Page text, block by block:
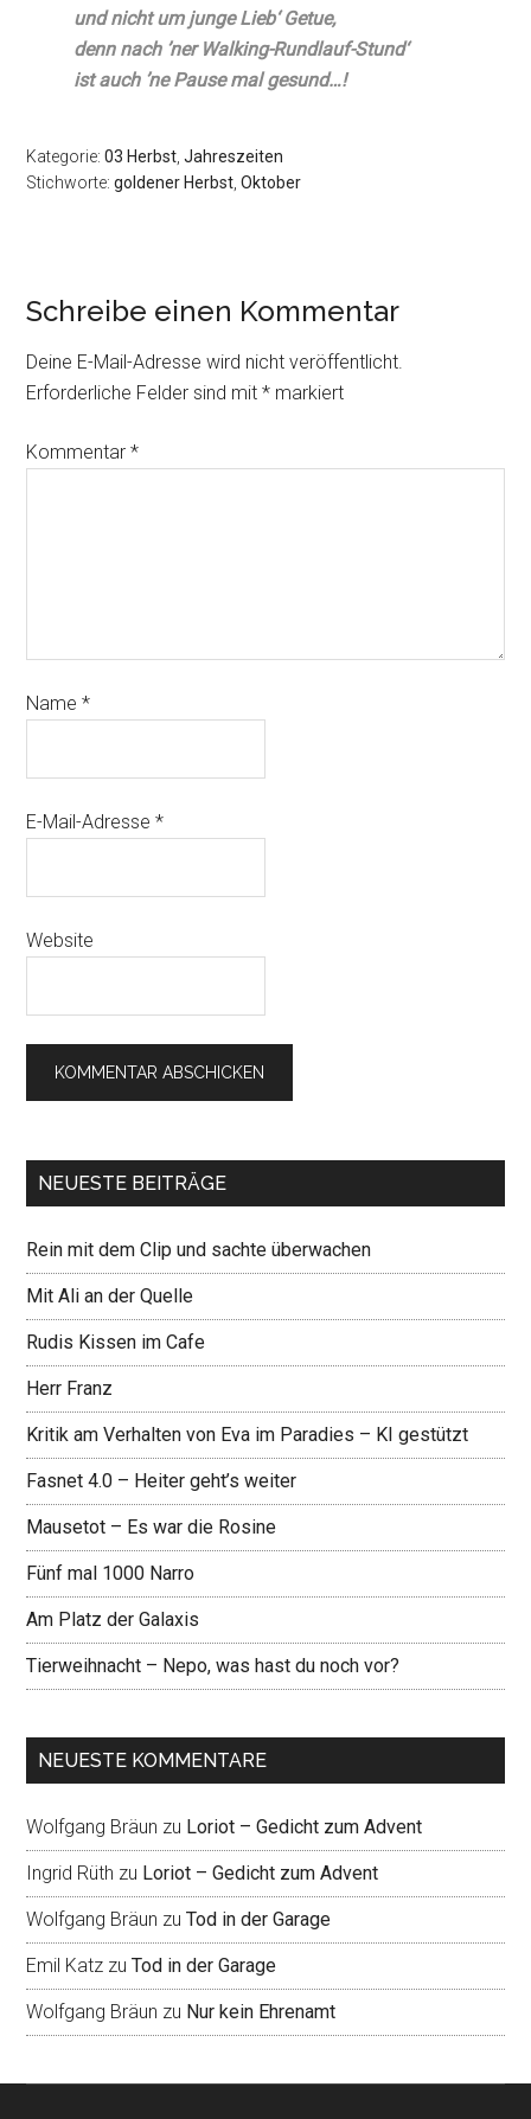
und nicht um junge Lieb‘ Getue,
denn nach ’ner Walking-Rundlauf-Stund‘
ist auch ’ne Pause mal gesund…!
Kategorie:03 Herbst ,Jahreszeiten
Stichworte:goldener Herbst ,Oktober
Schreibe einen Kommentar
Deine E-Mail-Adresse wird nicht veröffentlicht.
Erforderliche Felder sind mit* markiert
Kommentar*
Name*
E-Mail-Adresse*
Website
NEUESTE BEITRÄGE
Rein mit dem Clip und sachte überwachen
Mit Ali an der Quelle
Rudis Kissen im Cafe
Herr Franz
Kritik am Verhalten von Eva im Paradies – KI gestützt
Fasnet 4.0 – Heiter geht’s weiter
Mausetot – Es war die Rosine
Fünf mal 1000 Narro
Am Platz der Galaxis
Tierweihnacht – Nepo, was hast du noch vor?
NEUESTE KOMMENTARE
Wolfgang Bräun zu Loriot – Gedicht zum Advent
Ingrid Rüth zu Loriot – Gedicht zum Advent
Wolfgang Bräun zuTod in der Garage
Emil Katz zuTod in der Garage
Wolfgang Bräun zu Nur kein Ehrenamt